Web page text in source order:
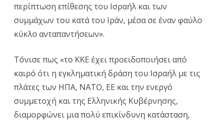
περίπτωση επίθεσης του Ισραήλ και των
συμμάχων του κατά του Ιράν, μέσα σε έναν φαύλο
κύκλο ανταπαντήσεων».
Τόνισε πως «το ΚΚΕ έχει προειδοποιήσει από
καιρό ότι η εγκληματική δράση του Ισραήλ με τις
πλάτες των ΗΠΑ, ΝΑΤΟ, ΕΕ και την ενεργό
συμμετοχή και της Ελληνικής Κυβέρνησης,
διαμορφώνει μια πολύ επικίνδυνη κατάσταση,